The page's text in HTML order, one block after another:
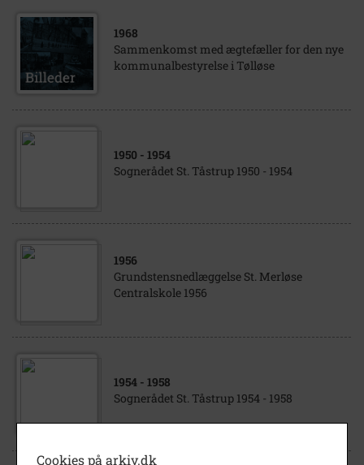
1968
Sammenkomst med ægtefæller for den nye
kommunalbestyrelse i Tølløse
1950 - 1954
Sognerådet St. Tåstrup 1950 - 1954
1956
Grundstensnedlæggelse St. Merløse
Centralskole 1956
1954 - 1958
Sognerådet St. Tåstrup 1954 - 1958
Cookies på arkiv.dk